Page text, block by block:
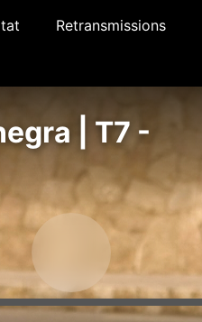
Retransmissions
| T7 -